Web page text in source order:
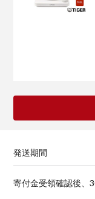
発送期間
寄付金受領確認後、